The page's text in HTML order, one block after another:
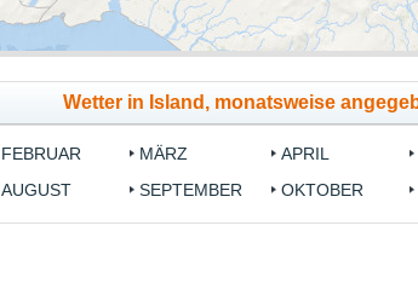
Wetter in Island, monatsweise
FEBRUAR MÄRZ APRIL
AUGUST SEPTEMBER OKTOBER